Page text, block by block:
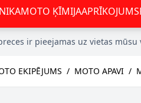
MOTO ĶĪMIJAAPRĪKOJUMS
ir pieejamas uz vietas mūsu
EKIPĒJUMS / MOTO APAVI /